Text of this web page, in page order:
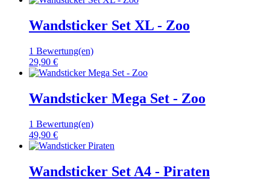
Wandsticker Set XL - Zoo
1 Bewertung(en)
29,90 €
Wandsticker Mega Set - Zoo
1 Bewertung(en)
49,90 €
Wandsticker Set A4 - Piraten